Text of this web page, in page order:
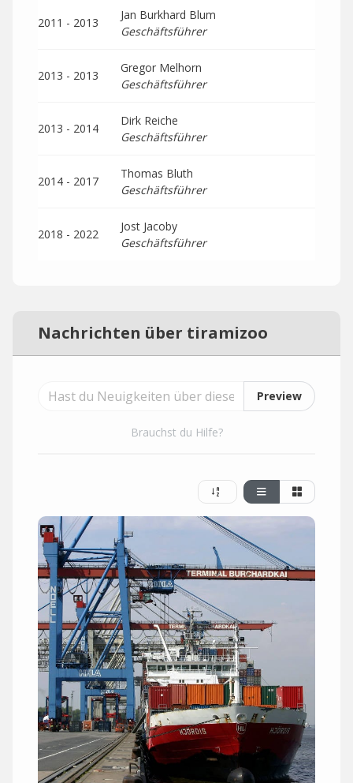
2011 - 2013
Jan Burkhard Blum
Geschäftsführer
2013 - 2013
Gregor Melhorn
Geschäftsführer
2013 - 2014
Dirk Reiche
Geschäftsführer
2014 - 2017
Thomas Bluth
Geschäftsführer
2018 - 2022
Jost Jacoby
Geschäftsführer
Nachrichten über tiramizoo
Preview
Brauchst du Hilfe?